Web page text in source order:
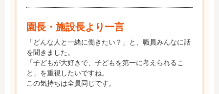
園長・施設長より一言
「どんな人と一緒に働きたい？」と、職員みんなに話
を聞きました。
「子どもが大好きで、子どもを第一に考えられるこ
と」を重視したいですね。
この気持ちは全員同じです。